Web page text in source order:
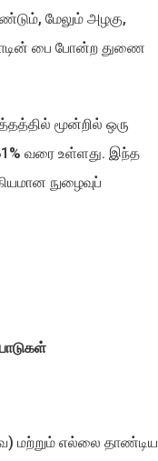
மேலும் அழகு,
பை போன்ற துணை
மூன்றில் ஒரு
வரை உள்ளது. இந்த
நுழைவுப்
மற்றும் எல்லை தாண்டிய